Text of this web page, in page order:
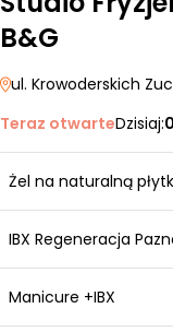
B&G
ul. Krowoderskich
Teraz otwarteDzisiaj:
Żel na naturalną
IBX Regeneracja
Manicure +IBX